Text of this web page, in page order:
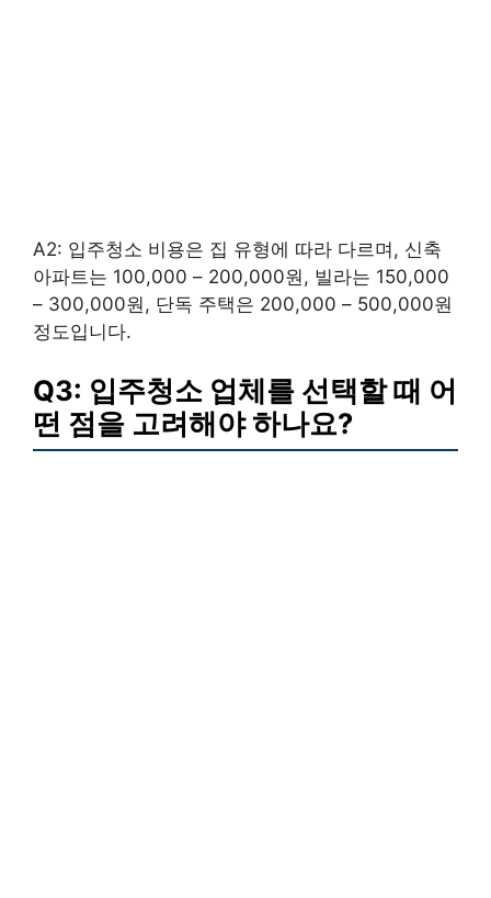
A2: 입주청소 비용은 집 유형에 따라 다르며, 신축
아파트는 100,000 – 200,000원, 빌라는 150,000
– 300,000원, 단독 주택은 200,000 – 500,000원
정도입니다.
Q3: 입주청소 업체를 선택할 때 어
떤 점을 고려해야 하나요?